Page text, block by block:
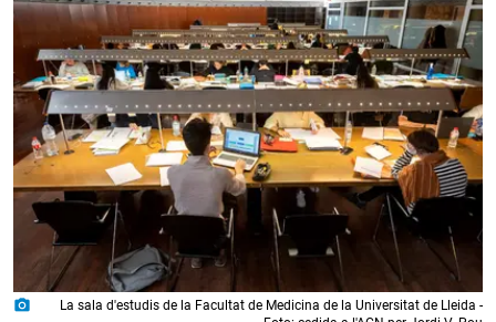
photo_camera
La sala d'estudis de la Facultat de Medicina de la Universitat de Lleida -